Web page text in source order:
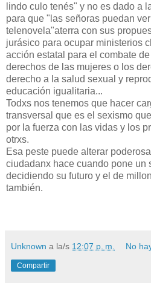
lindo culo tenés" y no es dado a
para que "las señoras puedan
telenovela"aterra con sus
jurásico para ocupar ministerios
acción estatal para el combate
derechos de las mujeres o los
derecho a la salud sexual y
educación igualitaria...
Todxs nos tenemos que hacer
transversal que es el sexismo
por la fuerza con las vidas y los
otrxs.
Esa peste puede alterar
ciudadanx hace cuando pone un
decidiendo su futuro y el de
también.
Unknown a la/s 12:07 p. m. No
Compartir